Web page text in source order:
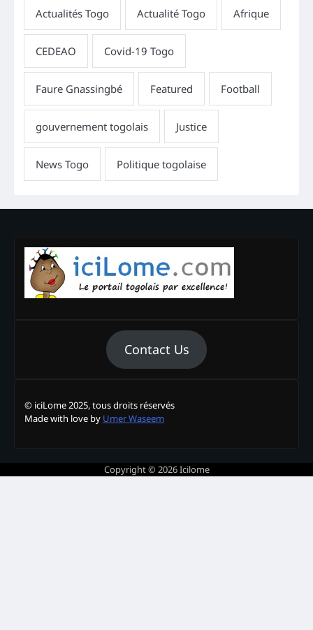
Contact Us
© iciLome 2025, tous droits réservés
Made with love by Umer Waseem
Copyright © 2026Icilome